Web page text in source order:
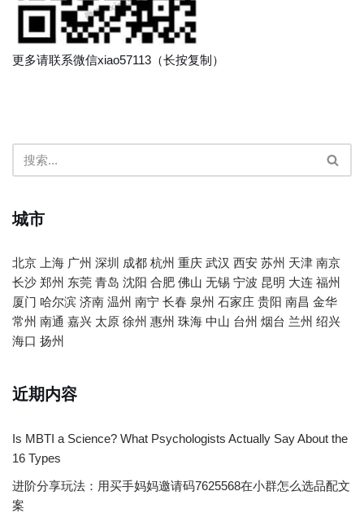
更多请联系微信xiao57113（长按复制）
城市
北京 上海 广州 深圳 成都 杭州 重庆 武汉 西安 苏州 天津 南京
长沙 郑州 东莞 青岛 沈阳 合肥 佛山 无锡 宁波 昆明 大连 福州
厦门 哈尔滨 济南 温州 南宁 长春 泉州 石家庄 贵阳 南昌 金华
常州 南通 嘉兴 太原 徐州 惠州 珠海 中山 台州 烟台 兰州 绍兴
海口 扬州
近期内容
Is MBTI a Science? What Psychologists Actually Say About the
16 Types
进阶分享玩法：用买手妈妈邀请码7625568在小群怎么选品配文
案